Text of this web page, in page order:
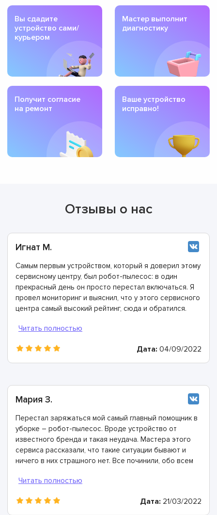
Вы сдадите
устройство сами/
курьером
Мастер выполнит
диагностику
Получит согласие
на ремонт
Ваше устройство
исправно!
Отзывы о нас
Игнат М.
Самым первым устройством, который я доверил этому
сервисному центру, был робот-пылесос: в один
прекрасный день он просто перестал включаться. Я
провел мониторинг и выяснил, что у этого сервисного
центра самый высокий рейтинг, сюда и обратился.
Дата: 04/09/2022
Мария З.
Перестал заряжаться мой самый главный помощник в
уборке – робот-пылесос. Вроде устройство от
известного бренда и такая неудача. Мастера этого
сервиса рассказали, что такие ситуации бывают и
ничего в них страшного нет. Все починили, обо всем
Дата: 21/03/2022